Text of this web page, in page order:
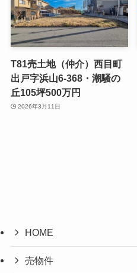
T81売土地（仲介）西目町
出戸字浜山6-368・潮騒の
丘105坪500万円
2026年3月11日
HOME
売物件